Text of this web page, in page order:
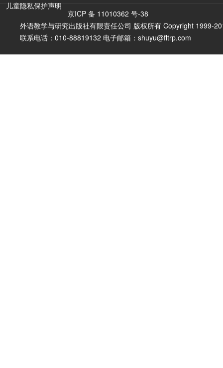
儿童隐私保护声明
京ICP 备 11010362 号-38
外语教学与研究出版社有限责任公司 版权所有 Copyright 1999-
联系电话：010-88819132 电子邮箱：shuyu@fltrp.com